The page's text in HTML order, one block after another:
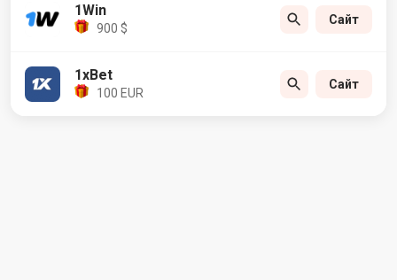
1Win
900 $
Сайт
1xBet
100 EUR
Сайт